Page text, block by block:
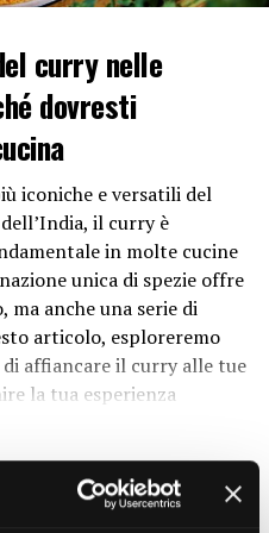
e affonda le sue
L’aggettivo
“pasticcere”, che indica
della pasticceria. In
associata
dolci delle pasticcerie,
nel suo nome.
direttamente la
Questa crema è
ingredienti come latte,
o amido di mais, che
consistenza densa e
mondo della pasticceria.
curry nelle
dovresti
iconiche e versatili del
il curry è
in molte cucine
unica di spezie offre
ma anche una serie di
articolo, esploreremo
affiancare il curry alle tue
la tua esperienza
è una miscela di spezie
e da ricetta a ricetta.
READING